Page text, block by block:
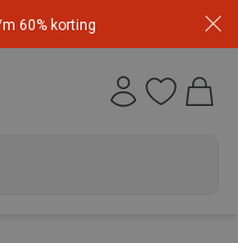
60% korting